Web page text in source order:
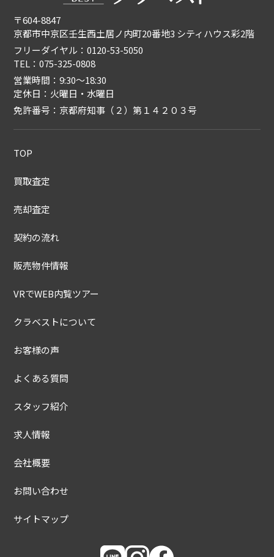
〒604-8847
京都市中京区壬生西土居ノ内町20番地3 シティハウス彩2階
フリーダイヤル：0120-53-5050
TEL：075-325-0808
営業時間：9:30〜18:30
定休日：火曜日・水曜日
免許番号：京都府知事（２）第１４２０３号
TOP
買取査定
売却査定
契約の流れ
販売物件情報
VRでWEB内覧ツアー
クラベストについて
お客様の声
よくある質問
スタッフ紹介
求人情報
会社概要
お問い合わせ
サイトマップ